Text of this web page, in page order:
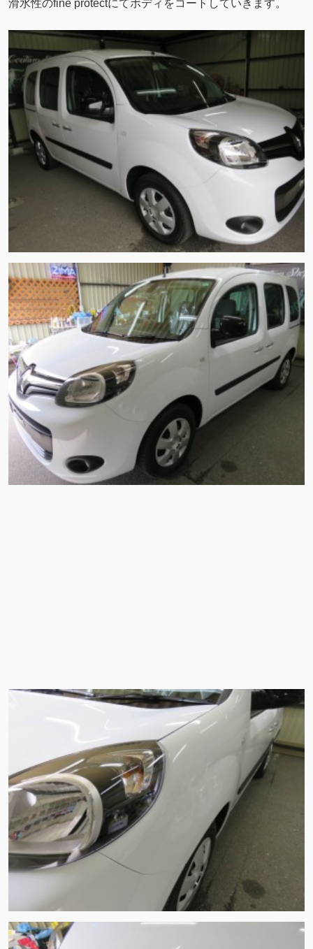
滑水性のfine protectにてボディをコートしていきます。